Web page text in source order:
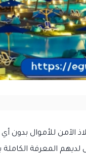
الآمن للأموال
المعرفة